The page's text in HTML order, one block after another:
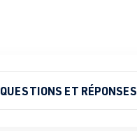
QUESTIONS ET RÉPONSES